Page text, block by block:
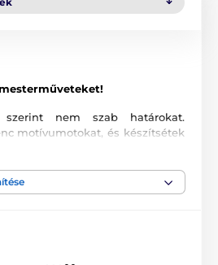
nem szab határokat.
motívumotokat, és készítsétek